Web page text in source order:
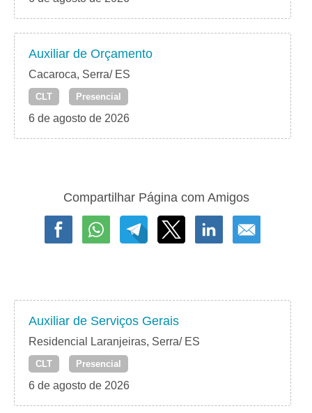
Auxiliar de Orçamento
Cacaroca, Serra/ ES
CLT Presencial
6 de agosto de 2026
Compartilhar Página com Amigos
Auxiliar de Serviços Gerais
Residencial Laranjeiras, Serra/ ES
CLT Presencial
6 de agosto de 2026